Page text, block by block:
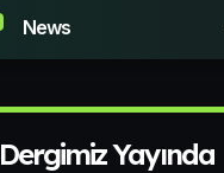
News
Dergimiz Yayında